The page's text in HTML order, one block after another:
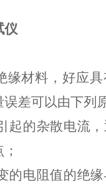
仪
缘材料，好应
差可以由下列
起的杂散电流
的电阻值的绝